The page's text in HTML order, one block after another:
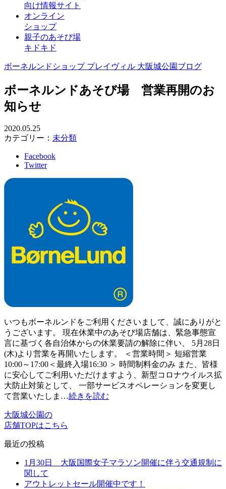
向け情報サイト
オンライン
ショップ
親子のあそび場
キドキド
ボーネルンドショップ プレイヴィル 大阪城公園ブログ
ボーネルンドあそび場 営業再開のお
知らせ
2020.05.25
カテゴリー： 未分類
Facebook
Twitter
いつもボーネルンドをご利用くださいまして、誠にありがと
うございます。 現在休業中のあそび場店舗は、緊急事態宣
言に基づく各自治体からの休業要請の解除に伴い、 5月28日
(木)より営業を再開いたします。 ＜営業時間＞ 短縮営業
10:00～17:00＜最終入場16:30 ＞ 時間制料金のみ また、皆様
に安心してご利用いただけますよう、新型コロナウイルス拡
大防止対策として、 一部サービスオペレーションを変更し
て営業いたしま…続きを読む
大阪城公園の
店舗TOPはこちら
最近の投稿
1月30日 大阪国際女子マラソン開催に伴う交通規制に
関して
アウトレットセール開催中です！